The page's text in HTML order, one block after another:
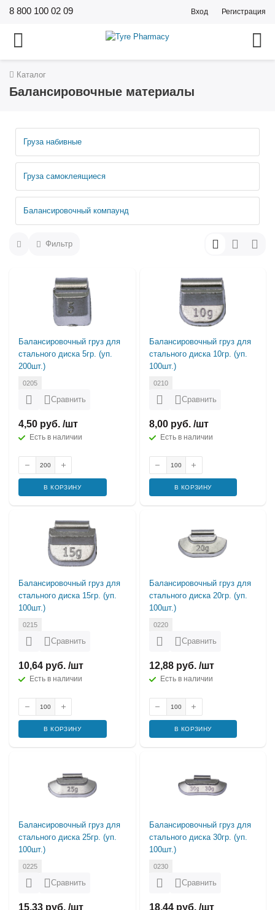
8 800 100 02 09 Вход Регистрация
Каталог
Балансировочные материалы
Груза набивные
Груза самоклеящиеся
Балансировочный компаунд
Фильтр
Балансировочный груз для
стального диска 5гр. (уп.
200шт.)
0205
Сравнить
4,50 руб. /шт
Есть в наличии
В КОРЗИНУ
Балансировочный груз для
стального диска 10гр. (уп.
100шт.)
0210
Сравнить
8,00 руб. /шт
Есть в наличии
В КОРЗИНУ
Балансировочный груз для
стального диска 15гр. (уп.
100шт.)
0215
Сравнить
10,64 руб. /шт
Есть в наличии
В КОРЗИНУ
Балансировочный груз для
стального диска 20гр. (уп.
100шт.)
0220
Сравнить
12,88 руб. /шт
Есть в наличии
В КОРЗИНУ
Балансировочный груз для
стального диска 25гр. (уп.
100шт.)
0225
Сравнить
15,33 руб. /шт
Балансировочный груз для
стального диска 30гр. (уп.
100шт.)
0230
Сравнить
18,44 руб. /шт